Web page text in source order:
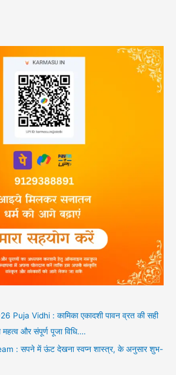
Puja Vidhi : कामिका एकादशी पावन व्रत की सही
महत्व और संपूर्ण पूजा विधि….
: सपने में ऊंट देखना स्वप्न शास्त्र, के अनुसार शुभ-